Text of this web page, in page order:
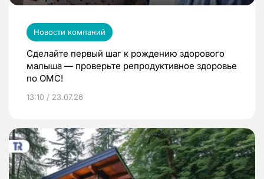
Новости компаний
Сделайте первый шаг к рождению здорового
малыша — проверьте репродуктивное здоровье
по ОМС!
13:10 / 23.07.26